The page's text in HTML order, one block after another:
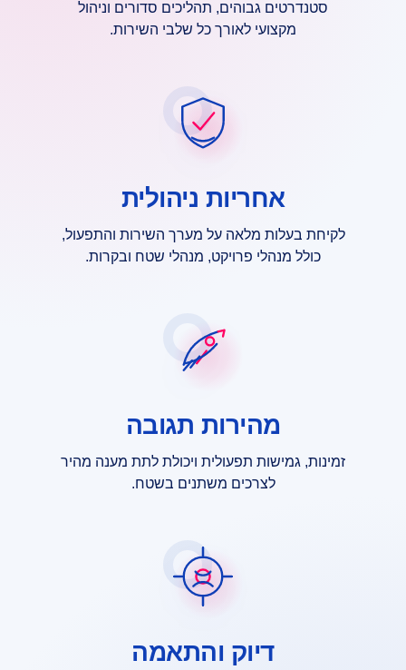
סטנדרטים גבוהים, תהליכים סדורים וניהול
מקצועי לאורך כל שלבי השירות.
אחריות ניהולית
לקיחת בעלות מלאה על מערך השירות והתפעול,
כולל מנהלי פרויקט, מנהלי שטח ובקרות.
מהירות תגובה
זמינות, גמישות תפעולית ויכולת לתת מענה מהיר
לצרכים משתנים בשטח.
דיוק והתאמה